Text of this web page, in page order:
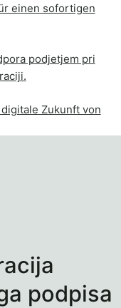
einen sofortigen
podjetjem pri
Zukunft von
podpisa